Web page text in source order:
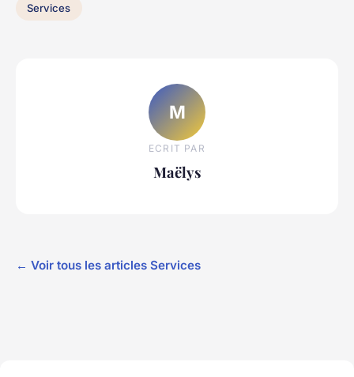
Services
M
ECRIT PAR
Maëlys
← Voir tous les articles Services